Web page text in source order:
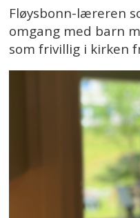
Fløysbonn-læreren
omgang med barn
som frivillig i kirken